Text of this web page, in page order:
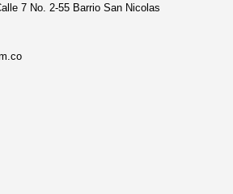
7 No. 2-55 Barrio San Nicolas